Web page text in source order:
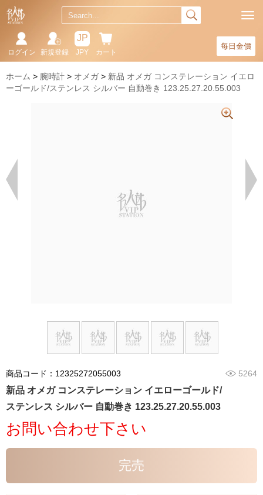
每日金價
カート
JP
JPY
新規登録
ログイン
ホーム 腕時計 オメガ
新品 オメガ コンステレーション イエロ
ーゴールド/ステンレス シルバー 自動巻き 123.25.27.20.55.003
商品コード：12325272055003 5264
新品 オメガ コンステレーション イエローゴールド/
ステンレス シルバー 自動巻き 123.25.27.20.55.003
お問い合わせ下さい
完売